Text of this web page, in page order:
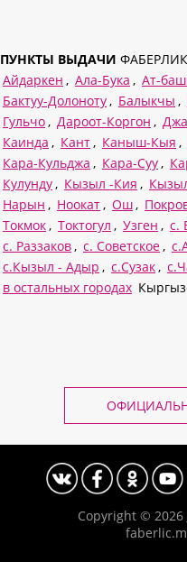
ПУНКТЫ ВЫДАЧИ
Айдаркен , Ала-Бука , Ат-
Бактуу-Долоноту , Балыкчы ,
Гульчо , Дароот-Коргон ,
Каинда , Кант , Каныш-Кыя ,
Кара-Кульджа , Кара-Суу ,
Кулунду , Кызыл -Кия ,
Нарын , Ноокат , Ош ,
Токмок , Токтогул , Узген , с.
с. Раззаков , с. Советское ,
с.Кызыл - Адыр , с.Сузак ,
в остальных городах
Copyright © 2026